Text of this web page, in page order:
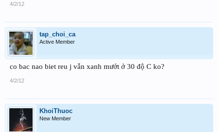
4/2/12
tap_choi_ca
Active Member
co bac nao biet reu j vẫn xanh mướt ở 30 độ C ko?
4/2/12
KhoiThuoc
New Member